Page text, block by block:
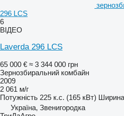
296 LCS
6
ВІДЕО
Laverda 296 LCS
65 000 € ≈ 3 344 000 грн
Зернозбиральний комбайн
2009
2 061 м/г
Потужність 225 к.с. (165 кВт)
Україна, Звенигородка